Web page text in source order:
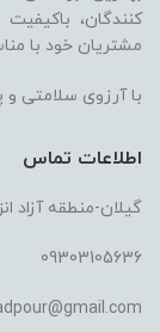
کنندگان،
مشتریان خود با
با آرزوی سلامتی
اطلاعات تماس
گیلان-منطقه آزاد
09303105636